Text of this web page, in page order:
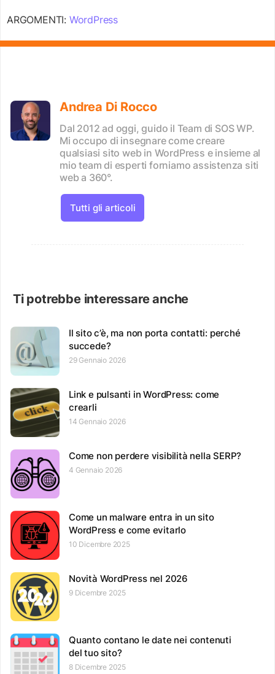
ARGOMENTI: WordPress
Andrea Di Rocco
Dal 2012 ad oggi, guido il Team di SOS WP.
Mi occupo di insegnare come creare
qualsiasi sito web in WordPress e insieme al
mio team di esperti forniamo assistenza siti
web a 360°.
Tutti gli articoli
Ti potrebbe interessare anche
Il sito c’è, ma non porta contatti: perché
succede?
29 Gennaio 2026
Link e pulsanti in WordPress: come
crearli
14 Gennaio 2026
Come non perdere visibilità nella SERP?
4 Gennaio 2026
Come un malware entra in un sito
WordPress e come evitarlo
10 Dicembre 2025
Novità WordPress nel 2026
9 Dicembre 2025
Quanto contano le date nei contenuti
del tuo sito?
8 Dicembre 2025